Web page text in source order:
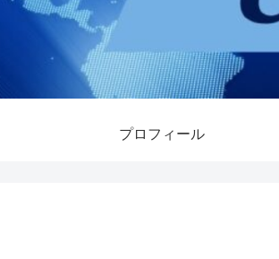
プロフィール